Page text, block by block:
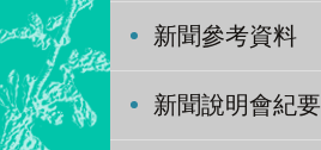
新聞參考資料
新聞說明會紀要